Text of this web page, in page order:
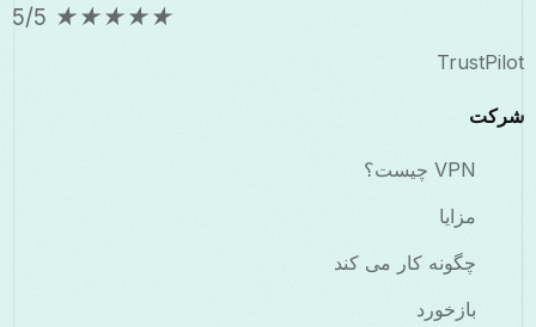
★
★
★
★
★
5/5
TrustPilot
شرکت
VPN چیست؟
مزایا
چگونه کار می کند
بازخورد